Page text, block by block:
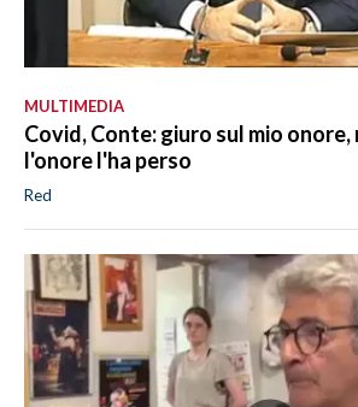
MULTIMEDIA
Covid, Conte: giuro sul mio onore,
l'onore l'ha perso
Red